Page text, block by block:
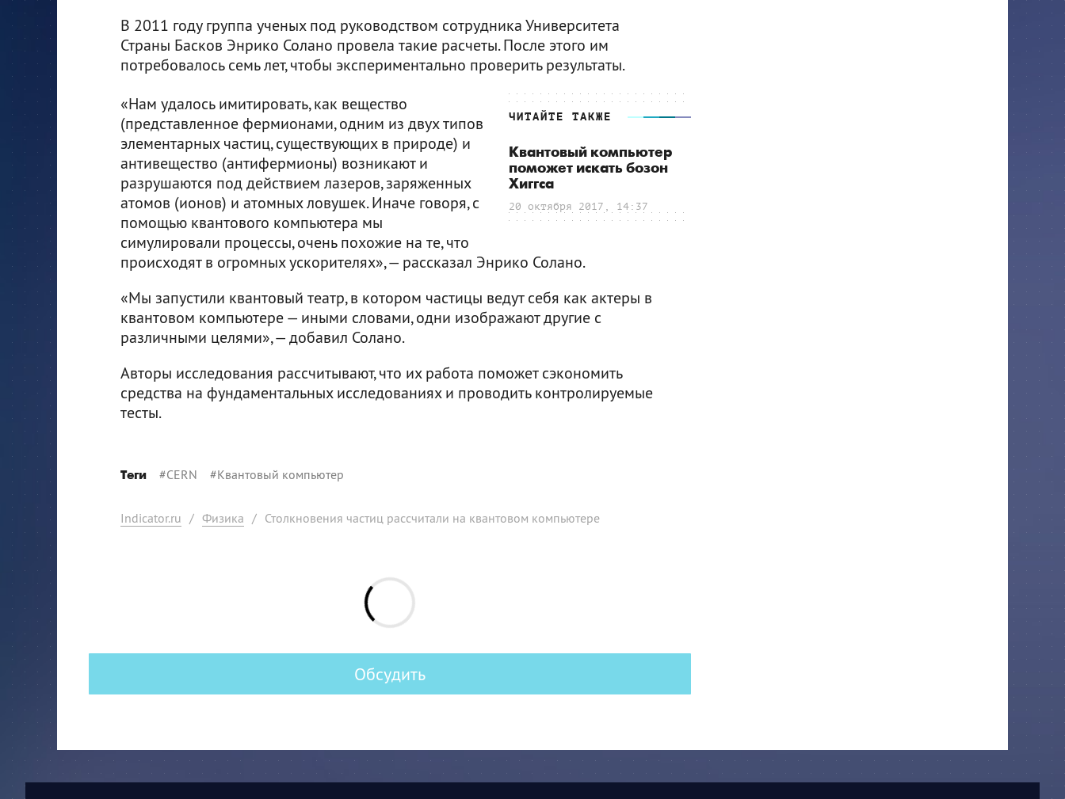
В 2011 году группа ученых под руководством сотрудника Университета
Страны Басков Энрико Солано провела такие расчеты. После этого им
потребовалось семь лет, чтобы экспериментально проверить результаты.
ЧИТАЙТЕ ТАКЖЕ
Квантовый компьютер
поможет искать бозон
Хиггса
20 октября 2017, 14:37
«Нам удалось имитировать, как вещество
(представленное фермионами, одним из двух типов
элементарных частиц, существующих в природе) и
антивещество (антифермионы) возникают и
разрушаются под действием лазеров, заряженных
атомов (ионов) и атомных ловушек. Иначе говоря, с
помощью квантового компьютера мы
симулировали процессы, очень похожие на те, что
происходят в огромных ускорителях», — рассказал Энрико Солано.
«Мы запустили квантовый театр, в котором частицы ведут себя как актеры в
квантовом компьютере — иными словами, одни изображают другие с
различными целями», — добавил Солано.
Авторы исследования рассчитывают, что их работа поможет сэкономить
средства на фундаментальных исследованиях и проводить контролируемые
тесты.
Теги #CERN #Квантовый компьютер
Indicator.ru / Физика / Столкновения частиц рассчитали на квантовом компьютере
Обсудить